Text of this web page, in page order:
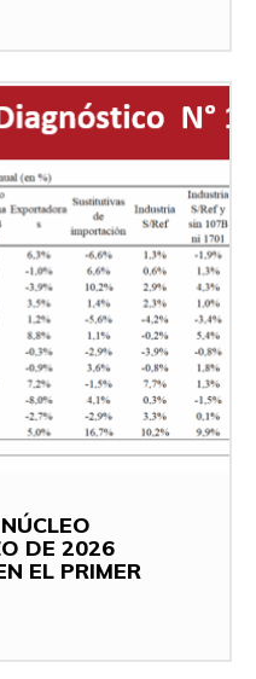
DE 2026
EL PRIMER